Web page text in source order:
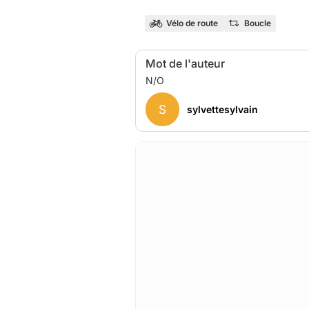
Vélo de route Boucle
Mot de l'auteur
S sylvettesylvain